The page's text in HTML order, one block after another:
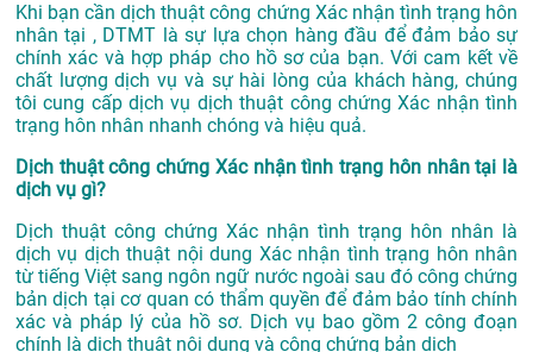
Khi bạn cần dịch thuật công chứng Xác nhận tình trạng hôn
nhân tại , DTMT là sự lựa chọn hàng đầu để đảm bảo sự
chính xác và hợp pháp cho hồ sơ của bạn. Với cam kết về
chất lượng dịch vụ và sự hài lòng của khách hàng, chúng
tôi cung cấp dịch vụ dịch thuật công chứng Xác nhận tình
trạng hôn nhân nhanh chóng và hiệu quả.
Dịch thuật công chứng Xác nhận tình trạng hôn nhân tại là
dịch vụ gì?
Dịch thuật công chứng Xác nhận tình trạng hôn nhân là
dịch vụ dịch thuật nội dung Xác nhận tình trạng hôn nhân
từ tiếng Việt sang ngôn ngữ nước ngoài sau đó công chứng
bản dịch tại cơ quan có thẩm quyền để đảm bảo tính chính
xác và pháp lý của hồ sơ. Dịch vụ bao gồm 2 công đoạn
chính là dịch thuật nội dung và công chứng bản dịch